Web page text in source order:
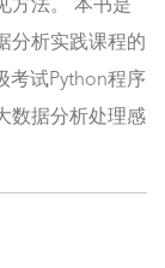
方法。 本书是
分析实践课程的
考试Python程序
数据分析处理感